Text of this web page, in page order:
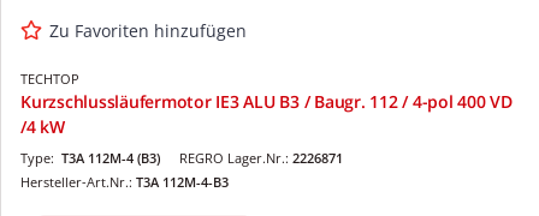
Zu Favoriten hinzufügen
TECHTOP
Kurzschlussläufermotor IE3 ALU B3 / Baugr. 112 / 4-pol 400 VD
/4 kW
REGRO Lager.Nr.: 2226871
Type: T3A 112M-4 (B3)
Hersteller-Art.Nr.: T3A 112M-4-B3